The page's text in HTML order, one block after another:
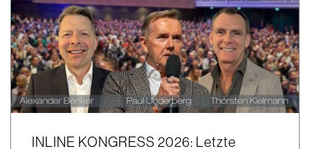
INLINE KONGRESS 2026: Letzte